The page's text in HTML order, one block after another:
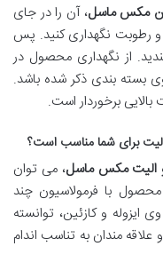
مکس ماسل، آن را در جای
رطوبت نگهداری کنید. پس
از نگهداری محصول در
بسته بندی ذکر شده باشد.
برخوردار است.
برای شما مناسب است؟
الیت مکس ماسل، می توان
با فرمولاسیون چند
ایزوله و کازئین، توانسته
مندان به تناسب اندام